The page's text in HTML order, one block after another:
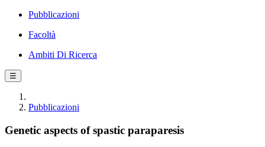
Pubblicazioni
Facoltà
Ambiti Di Ricerca
☰
Pubblicazioni
Genetic aspects of spastic paraparesis